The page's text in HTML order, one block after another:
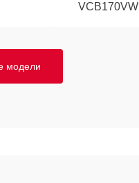
VCB170VW
модели